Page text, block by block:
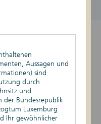
Aussagen und
sind
durch
und
Bundesrepublik
Luxemburg
Ihr gewöhnlicher